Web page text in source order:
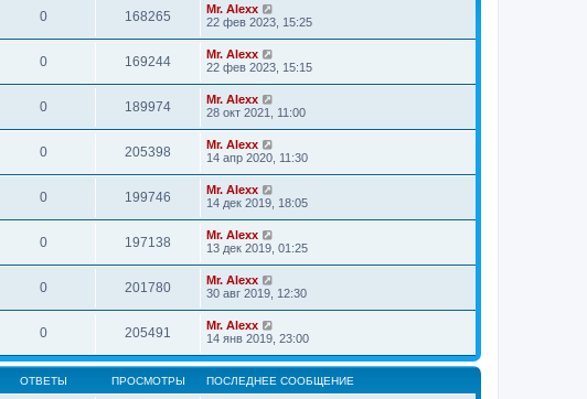
0 168265
Mr. Alexx
22 фев 2023, 15:25
0 169244
Mr. Alexx
22 фев 2023, 15:15
0 189974
Mr. Alexx
28 окт 2021, 11:00
0 205398
Mr. Alexx
14 апр 2020, 11:30
0 199746
Mr. Alexx
14 дек 2019, 18:05
0 197138
Mr. Alexx
13 дек 2019, 01:25
0 201780
Mr. Alexx
30 авг 2019, 12:30
0 205491
Mr. Alexx
14 янв 2019, 23:00
ОТВЕТЫ ПРОСМОТРЫ ПОСЛЕДНЕЕ СООБЩЕНИЕ